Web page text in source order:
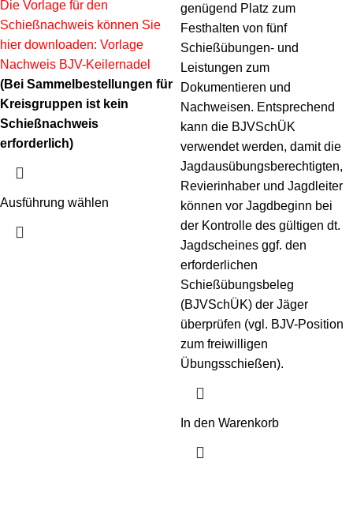
Die Vorlage für den
Schießnachweis können Sie
hier downloaden: Vorlage
Nachweis BJV-Keilernadel
(Bei Sammelbestellungen für
Kreisgruppen ist kein
Schießnachweis
erforderlich)
Ausführung wählen
genügend Platz zum
Festhalten von fünf
Schießübungen- und
Leistungen zum
Dokumentieren und
Nachweisen. Entsprechend
kann die BJVSchÜK
verwendet werden, damit die
Jagdausübungsberechtigten,
Revierinhaber und Jagdleiter
können vor Jagdbeginn bei
der Kontrolle des gültigen dt.
Jagdscheines ggf. den
erforderlichen
Schießübungsbeleg
(BJVSchÜK) der Jäger
überprüfen (vgl. BJV-Position
zum freiwilligen
Übungsschießen).
In den Warenkorb